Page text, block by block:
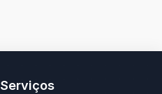
Serviços